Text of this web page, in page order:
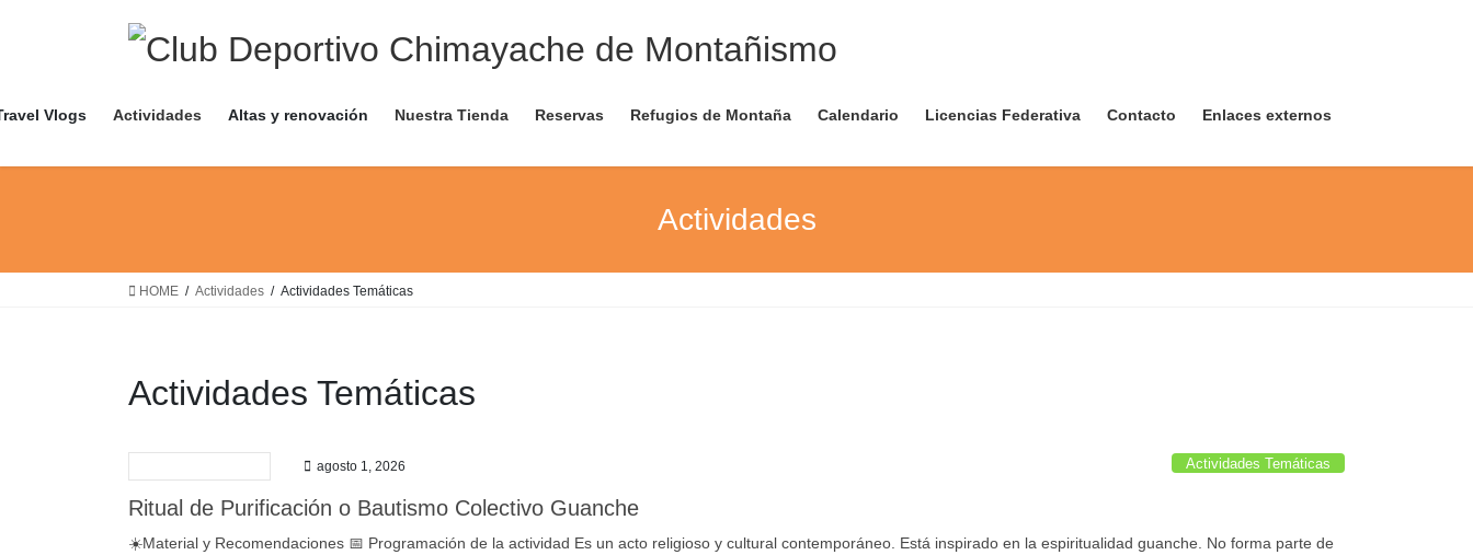
Vlogs Actividades Altas y renovación Nuestra Tienda Reservas Refugios de Montaña Calendario Licencias Federativa Contacto Enlaces externos
Actividades
HOME Actividades Actividades Temáticas
Actividades Temáticas
agosto 1, 2026 Actividades Temáticas
Ritual de Purificación o Bautismo Colectivo Guanche
☀️Material y Recomendaciones 📅 Programación de la actividad Es un acto religioso y cultural contemporáneo. Está inspirado en la espiritualidad guanche. No forma parte de